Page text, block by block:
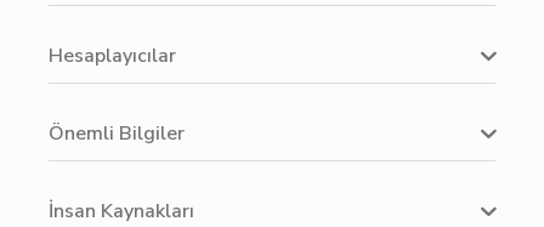
Hesaplayıcılar
Önemli Bilgiler
İnsan Kaynakları